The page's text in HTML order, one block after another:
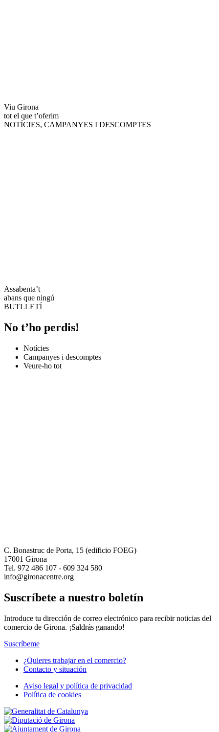
Viu Girona
tot el que t’oferim
NOTÍCIES, CAMPANYES I DESCOMPTES
Assabenta’t
abans que ningú
BUTLLETÍ
No t’ho perdis!
Notícies
Campanyes i descomptes
Veure-ho tot
C. Bonastruc de Porta, 15 (edificio FOEG)
17001 Girona
Tel. 972 486 107 - 609 324 580
info@gironacentre.org
Suscríbete a nuestro boletín
Introduce tu dirección de correo electrónico para recibir noticias del
comercio de Girona. ¡Saldrás ganando!
Suscríbeme
Footer
Navigation
¿Quieres trabajar en el comercio?
Contacto y situación
Peu
Aviso legal y política de privacidad
Política de cookies